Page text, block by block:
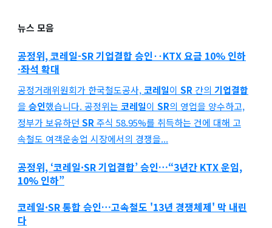
뉴스 모음
공정위,코레일-SR 기업결합 승인‥KTX 요금 10% 인하
·좌석 확대
공정거래위원회가 한국철도공사,코레일이 SR 간의 기업결합
을 승인했습니다. 공정위는 코레일이 SR의 영업을 양수하고,
정부가 보유하던 SR 주식 58.95%를 취득하는 건에 대해 고
속철도 여객운송업 시장에서의 경쟁을...
공정위, ‘코레일·SR 기업결합’승인…“3년간 KTX 운임,
10% 인하”
코레일·SR통합 승인…고속철도 '13년 경쟁체제' 막 내린
다